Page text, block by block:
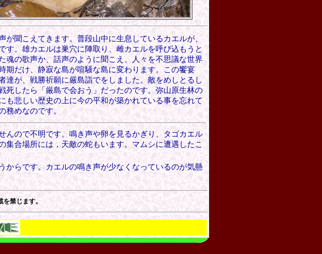
聞こえてきます。普段山中に生息しているカエルが、
。雄カエルは巣穴に陣取り、雌カエルを呼び込もうと
魂の歌声か、話声のように聞こえ、人々を不思議な世界
期だけ、静寂な島が喧騒な島に変わります。この饗宴
達が、戦勝祈願に厳島詣でをしました。敵をめしとるし
死したら「厳島で会おう」だったのです。弥山原生林の
悲しい歴史の上に今の平和が築かれている事を忘れて
務めなのです。
んので不明です。鳴き声や卵を見るかぎり、タゴカエル
合場所には，天敵の蛇もいます。マムシに遭遇したこ
からです。カエルの鳴き声が少なくなっているのが気懸
禁じます。